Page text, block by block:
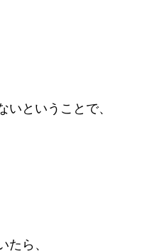
ということで、
ら、